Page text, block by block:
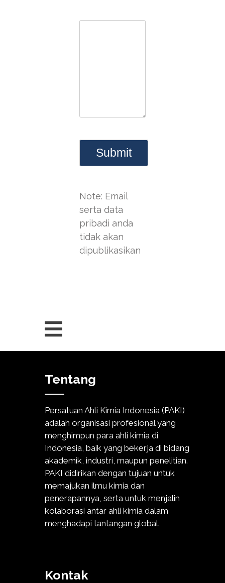
Note: Email
serta data
pribadi anda
tidak akan
dipublikasikan
Tentang
Persatuan Ahli Kimia Indonesia (PAKI)
adalah organisasi profesional yang
menghimpun para ahli kimia di
Indonesia, baik yang bekerja di bidang
akademik, industri, maupun penelitian.
PAKI didirikan dengan tujuan untuk
memajukan ilmu kimia dan
penerapannya, serta untuk menjalin
kolaborasi antar ahli kimia dalam
menghadapi tantangan global.
Kontak